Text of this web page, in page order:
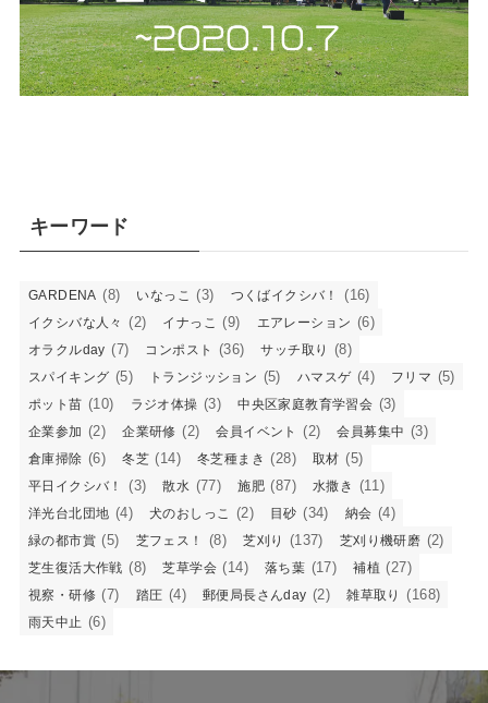
キーワード
GARDENA (8) いなっこ (3) つくばイクシバ！ (16)
イクシバな人々 (2) イナっこ (9) エアレーション (6)
オラクルday (7) コンポスト (36) サッチ取り (8)
スパイキング (5) トランジッション (5) ハマスゲ (4) フリマ (5)
ポット苗 (10) ラジオ体操 (3) 中央区家庭教育学習会 (3)
企業参加 (2) 企業研修 (2) 会員イベント (2) 会員募集中 (3)
倉庫掃除 (6) 冬芝 (14) 冬芝種まき (28) 取材 (5)
平日イクシバ！ (3) 散水 (77) 施肥 (87) 水撒き (11)
洋光台北団地 (4) 犬のおしっこ (2) 目砂 (34) 納会 (4)
緑の都市賞 (5) 芝フェス！ (8) 芝刈り (137) 芝刈り機研磨 (2)
芝生復活大作戦 (8) 芝草学会 (14) 落ち葉 (17) 補植 (27)
視察・研修 (7) 踏圧 (4) 郵便局長さんday (2) 雑草取り (168)
雨天中止 (6)